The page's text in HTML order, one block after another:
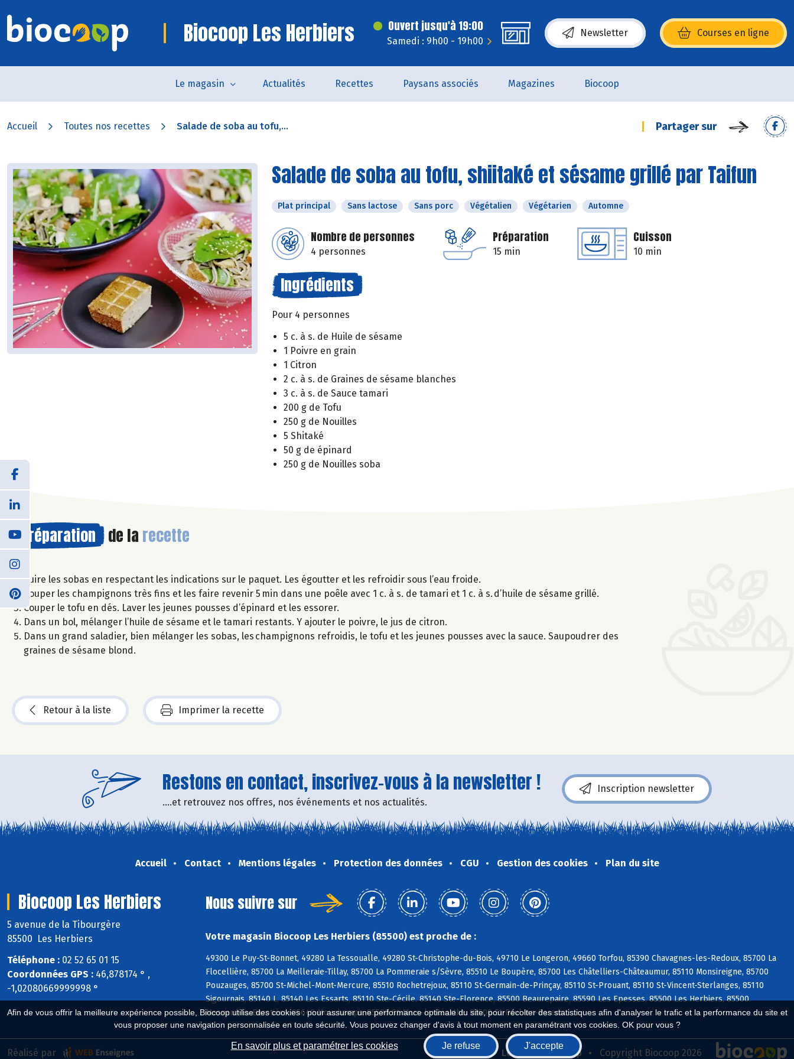
Afin de vous offrir la meilleure expérience possible, Biocoop utilise des cookies : pour assurer une performance optimale du site, pour récolter des statistiques afin d'analyser le trafic et la performance du site et
vous proposer une navigation personnalisée en toute sécurité. Vous pouvez changer d'avis à tout moment en paramétrant vos cookies. OK pour vous ?
En savoir plus et paramétrer les cookies Je refuse J'accepte
Biocoop Les Herbiers Ouvert jusqu'à 19:00
Samedi : 9h00 - 19h00
Newsletter Courses en ligne
(s’ouvre dans une nouvelle fenêtre)
Le magasin Actualités Recettes Paysans associés Magazines Biocoop
Accueil Toutes nos recettes Salade de soba au tofu,... Partager sur
Salade de soba au tofu, shiitaké et sésame grillé par Taifun
Plat principal Sans lactose Sans porc Végétalien Végétarien Automne
Nombre de personnes
4 personnes
Préparation
15 min
Cuisson
10 min
Ingrédients
Pour 4 personnes
5 c. à s. de Huile de sésame
1 Poivre en grain
1 Citron
2 c. à s. de Graines de sésame blanches
3 c. à s. de Sauce tamari
200 g de Tofu
250 g de Nouilles
5 Shitaké
50 g de épinard
250 g de Nouilles soba
Préparation de la recette
Cuire les sobas en respectant les indications sur le paquet. Les égoutter et les refroidir sous l’eau froide.
Couper les champignons très fins et les faire revenir 5 min dans une poêle avec 1 c. à s. de tamari et 1 c. à s. d’huile de sésame grillé.
Couper le tofu en dés. Laver les jeunes pousses d’épinard et les essorer.
Dans un bol, mélanger l’huile de sésame et le tamari restants. Y ajouter le poivre, le jus de citron.
Dans un grand saladier, bien mélanger les sobas, les champignons refroidis, le tofu et les jeunes pousses avec la sauce. Saupoudrer des
graines de sésame blond.
Retour à la liste Imprimer la recette
Restons en contact, inscrivez-vous à la newsletter !
....et retrouvez nos offres, nos événements et nos actualités.
Inscription newsletter
Accueil Contact Mentions légales Protection des données CGU Gestion des cookies Plan du site
Biocoop Les Herbiers
5 avenue de la Tibourgère
85500 Les Herbiers
Téléphone : 02 52 65 01 15
Coordonnées GPS : 46,878174 ° ,
-1,02080669999998 °
Nous suivre sur
Votre magasin Biocoop Les Herbiers (85500) est proche de :
49300 Le Puy-St-Bonnet, 49280 La Tessoualle, 49280 St-Christophe-du-Bois, 49710 Le Longeron, 49660 Torfou, 85390 Chavagnes-les-Redoux, 85700 La
Flocellière, 85700 La Meilleraie-Tillay, 85700 La Pommeraie s/Sèvre, 85510 Le Boupère, 85700 Les Châtelliers-Châteaumur, 85110 Monsireigne, 85700
Pouzauges, 85700 St-Michel-Mont-Mercure, 85510 Rochetrejoux, 85110 St-Germain-de-Prinçay, 85110 St-Prouant, 85110 St-Vincent-Sterlanges, 85110
Sigournais, 85140 L, 85140 Les Essarts, 85110 Ste-Cécile, 85140 Ste-Florence, 85500 Beaurepaire, 85590 Les Epesses, 85500 Les Herbiers, 85500
Mesnard-la-Barotière, 85640 Mouchamps, 85590 St-Mars-la-Réorthe, 85500 St-Paul-en-Pareds
Biocoop.fr Le réseau Biocoop Copyright Biocoop 2026
Réalisé par